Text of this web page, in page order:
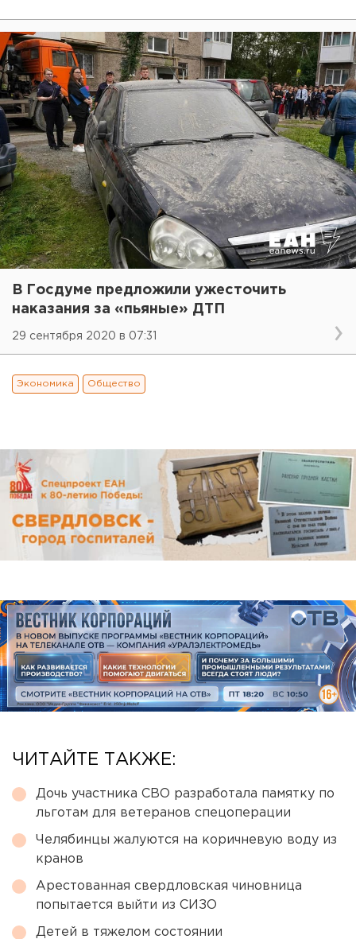
В Госдуме предложили ужесточить
наказания за «пьяные» ДТП
29 сентября 2020 в 07:31
Экономика Общество
ЧИТАЙТЕ ТАКЖЕ:
Дочь участника СВО разработала памятку по
льготам для ветеранов спецоперации
Челябинцы жалуются на коричневую воду из
кранов
Арестованная свердловская чиновница
попытается выйти из СИЗО
Детей в тяжелом состоянии